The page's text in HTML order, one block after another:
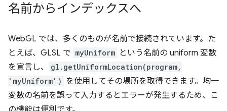
名前からインデックスへ
WebGL では、多くのものが名前で接続されています。た
とえば、GLSL で myUniform という名前の uniform 変数
を宣言し、
gl.getUniformLocation(program,
'myUniform') を使用してその場所を取得できます。均一
変数の名前を誤って入力するとエラーが発生するため、こ